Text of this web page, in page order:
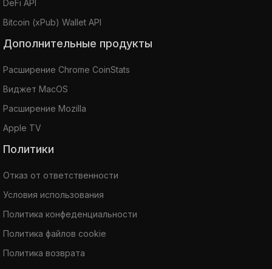
DeFi API
Bitcoin (xPub) Wallet API
Дополнительные продукты
Расширение Chrome CoinStats
Виджет MacOS
Расширение Mozilla
Apple TV
Политики
Отказ от ответственности
Условия использования
Политика конфеденциальности
Политика файлов cookie
Политика возврата